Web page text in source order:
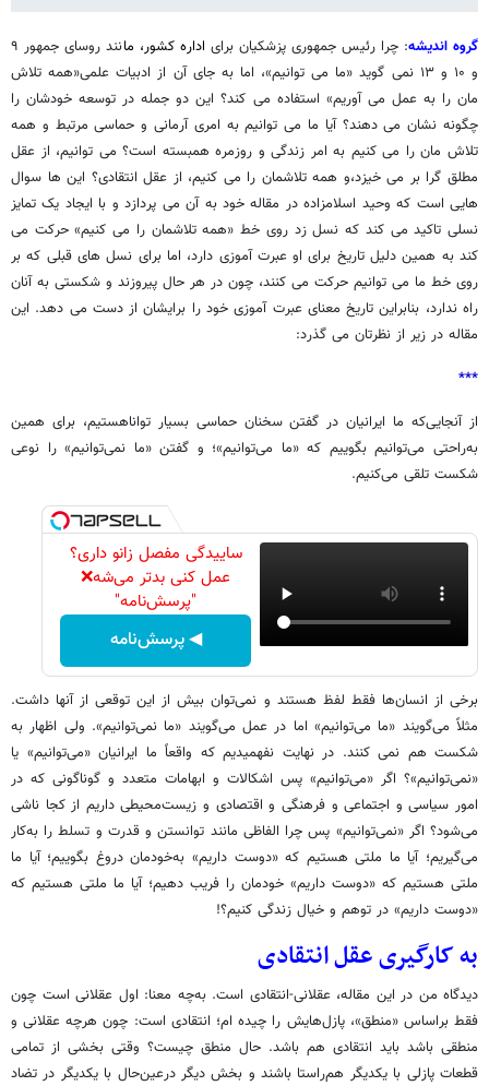
گروه اندیشه: چرا رئیس جمهوری پزشکیان برای اداره کشور، ما
نند روسای جمهور ۹
و ۱۰ و ۱۳ نمی گوید «ما می توانیم»، اما به جای آن از ادبیات علمی«همه تلاش
مان را به عمل می آوریم» استفاده می کند؟ این دو جمله در توسعه خودشان را
چگونه نشان می دهند؟ آیا ما می توانیم به امری آرمانی و حماسی مرتبط و همه
تلاش مان را می کنیم به امر زندگی و روزمره همبسته است؟ می توانیم، از عقل
مطلق گرا بر می خیزد،و همه تلاشمان را می کنیم، از عقل انتقادی؟ این ها سوال
هایی است که وحید اسلامزاده در مقاله خود به آن می پردازد و با ایجاد یک تمایز
نسلی تاکید می کند که نسل زد روی خط «همه تلاشمان را می کنیم» حرکت می
کند به همین دلیل تاریخ برای او عبرت آموزی دارد، اما برای نسل های قبلی که بر
روی خط ما می توانیم حرکت می کنند، چون در هر حال پیروزند و شکستی به آنان
راه ندارد، بنابراین تاریخ معنای عبرت آموزی خود را برایشان از دست می دهد. این
مقاله در زیر از نظرتان می گذرد:
***
از آنجایی‌که ما ایرانیان در گفتن سخنان حماسی بسیار تواناهستیم، برای همین
به‌راحتی می‌توانیم بگوییم که «ما می‌توانیم»؛ و گفتن «ما نمی‌توانیم» را نوعی
شکست تلقی می‌کنیم.
ساییدگی مفصل زانو داری؟
عمل کنی بدتر می‌شه❌
"پرسش‌نامه"
◀ پرسش‌نامه
برخی از انسان‌ها فقط لفظ هستند و نمی‌توان بیش از این توقعی از آنها داشت.
مثلاً می‌گویند «ما می‌توانیم» اما در عمل می‌گویند «ما نمی‌توانیم». ولی اظهار به
شکست هم نمی کنند. در نهایت نفهمیدیم که واقعاً ما ایرانیان «می‌توانیم» یا
«نمی‌توانیم»؟ اگر «می‌توانیم» پس اشکالات و ابهامات متعدد و گوناگونی که در
امور سیاسی و اجتماعی و فرهنگی و اقتصادی و زیست‌محیطی داریم از کجا ناشی
می‌شود؟ اگر «نمی‌توانیم» پس چرا الفاظی مانند توانستن و قدرت و تسلط را به‌کار
می‌گیریم؛ آیا ما ملتی هستیم که «دوست داریم» به‌خودمان دروغ بگوییم؛ آیا ما
ملتی هستیم که «دوست داریم» خودمان را فریب دهیم؛ آیا ما ملتی هستیم که
«دوست داریم» در توهم و خیال زندگی کنیم؟!
به کارگیری عقل انتقادی
دیدگاه من در این مقاله، عقلانی-انتقادی است. به‌چه معنا: اول عقلانی است چون
فقط براساس «منطق»، پازل‌هایش را چیده ام؛ انتقادی است: چون هرچه عقلانی و
منطقی باشد باید انتقادی هم باشد. حال منطق چیست؟ وقتی بخشی از تمامی
قطعات پازلی با یکدیگر هم‌راستا باشند و بخش دیگر درعین‌حال با یکدیگر در تضاد